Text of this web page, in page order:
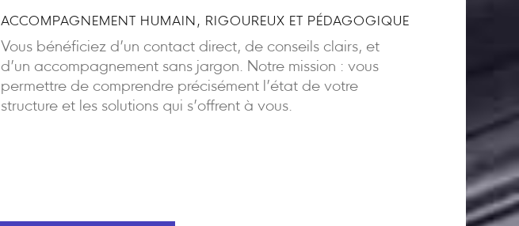
ACCOMPAGNEMENT HUMAIN, RIGOUREUX ET PÉDAGOGIQUE
Vous bénéficiez d’un contact direct, de conseils clairs, et
d’un accompagnement sans jargon. Notre mission : vous
permettre de comprendre précisément l’état de votre
structure et les solutions qui s’offrent à vous.